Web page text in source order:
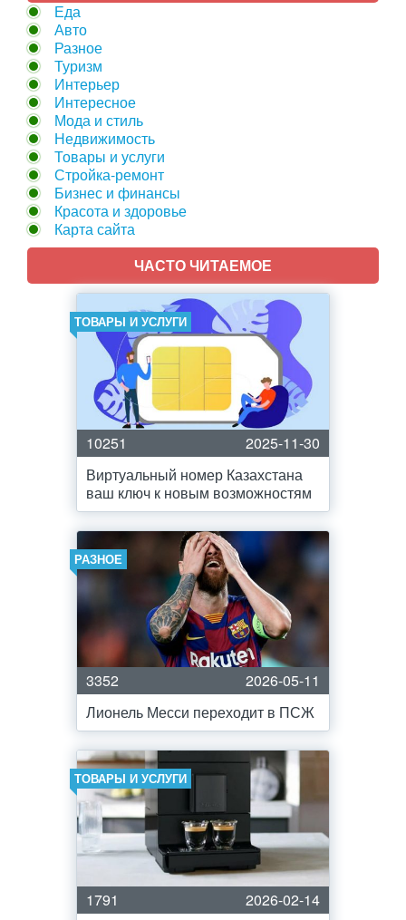
Еда
Авто
Разное
Туризм
Интерьер
Интересное
Мода и стиль
Недвижимость
Товары и услуги
Стройка-ремонт
Бизнес и финансы
Красота и здоровье
Карта сайта
ЧАСТО ЧИТАЕМОЕ
ТОВАРЫ И УСЛУГИ
10251
2025-11-30
Виртуальный номер Казахстана
ваш ключ к новым возможностям
РАЗНОЕ
3352
2026-05-11
Лионель Месси переходит в ПСЖ
ТОВАРЫ И УСЛУГИ
1791
2026-02-14